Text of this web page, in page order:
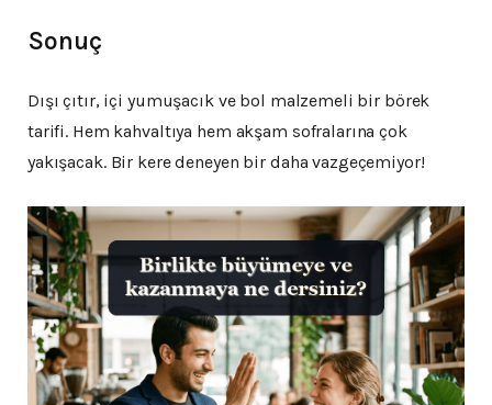
Sonuç
Dışı çıtır, içi yumuşacık ve bol malzemeli bir börek
tarifi. Hem kahvaltıya hem akşam sofralarına çok
yakışacak. Bir kere deneyen bir daha vazgeçemiyor!